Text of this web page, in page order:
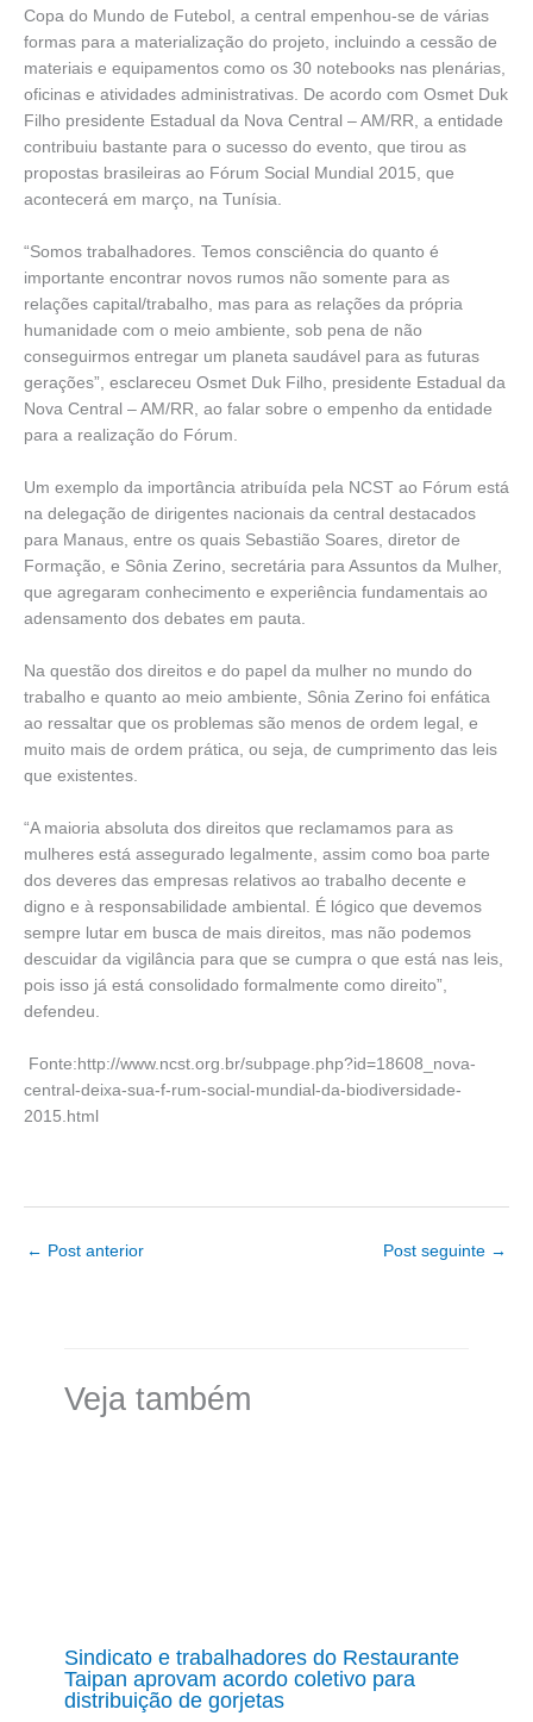
Copa do Mundo de Futebol, a central empenhou-se de várias
formas para a materialização do projeto, incluindo a cessão de
materiais e equipamentos como os 30 notebooks nas plenárias,
oficinas e atividades administrativas. De acordo com Osmet Duk
Filho presidente Estadual da Nova Central – AM/RR, a entidade
contribuiu bastante para o sucesso do evento, que tirou as
propostas brasileiras ao Fórum Social Mundial 2015, que
acontecerá em março, na Tunísia.
“Somos trabalhadores. Temos consciência do quanto é
importante encontrar novos rumos não somente para as
relações capital/trabalho, mas para as relações da própria
humanidade com o meio ambiente, sob pena de não
conseguirmos entregar um planeta saudável para as futuras
gerações”, esclareceu Osmet Duk Filho, presidente Estadual da
Nova Central – AM/RR, ao falar sobre o empenho da entidade
para a realização do Fórum.
Um exemplo da importância atribuída pela NCST ao Fórum está
na delegação de dirigentes nacionais da central destacados
para Manaus, entre os quais Sebastião Soares, diretor de
Formação, e Sônia Zerino, secretária para Assuntos da Mulher,
que agregaram conhecimento e experiência fundamentais ao
adensamento dos debates em pauta.
Na questão dos direitos e do papel da mulher no mundo do
trabalho e quanto ao meio ambiente, Sônia Zerino foi enfática
ao ressaltar que os problemas são menos de ordem legal, e
muito mais de ordem prática, ou seja, de cumprimento das leis
que existentes.
“A maioria absoluta dos direitos que reclamamos para as
mulheres está assegurado legalmente, assim como boa parte
dos deveres das empresas relativos ao trabalho decente e
digno e à responsabilidade ambiental. É lógico que devemos
sempre lutar em busca de mais direitos, mas não podemos
descuidar da vigilância para que se cumpra o que está nas leis,
pois isso já está consolidado formalmente como direito”,
defendeu.
Fonte:http://www.ncst.org.br/subpage.php?id=18608_nova-
central-deixa-sua-f-rum-social-mundial-da-biodiversidade-
2015.html
← Post anterior Post seguinte →
Veja também
Sindicato e trabalhadores do Restaurante
Taipan aprovam acordo coletivo para
distribuição de gorjetas